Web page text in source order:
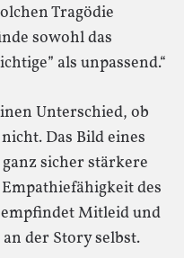
Tragödie
sowohl das
als unpassend.“
Unterschied, ob
Das Bild eines
sicher stärkere
des
Mitleid und
der Story selbst.